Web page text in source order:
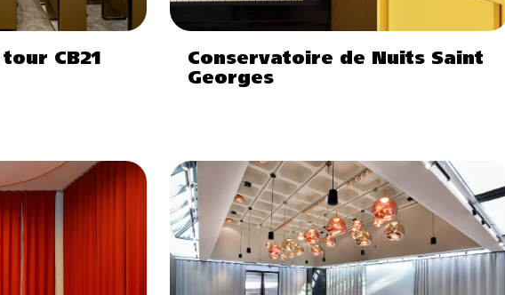
CB21
Conservatoire de Nuits Saint
Georges